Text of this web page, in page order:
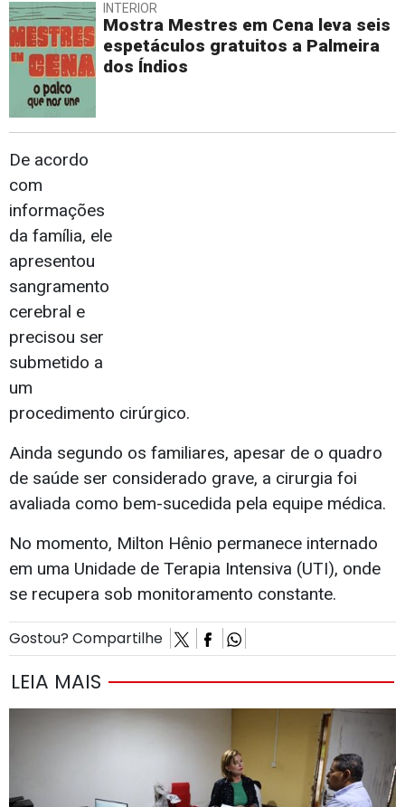
INTERIOR
Mostra Mestres em Cena leva seis
espetáculos gratuitos a Palmeira
dos Índios
De acordo
com
informações
da família, ele
apresentou
sangramento
cerebral e
precisou ser
submetido a
um
procedimento cirúrgico.
Ainda segundo os familiares, apesar de o quadro
de saúde ser considerado grave, a cirurgia foi
avaliada como bem-sucedida pela equipe médica.
No momento, Milton Hênio permanece internado
em uma Unidade de Terapia Intensiva (UTI), onde
se recupera sob monitoramento constante.
Gostou? Compartilhe
LEIA MAIS